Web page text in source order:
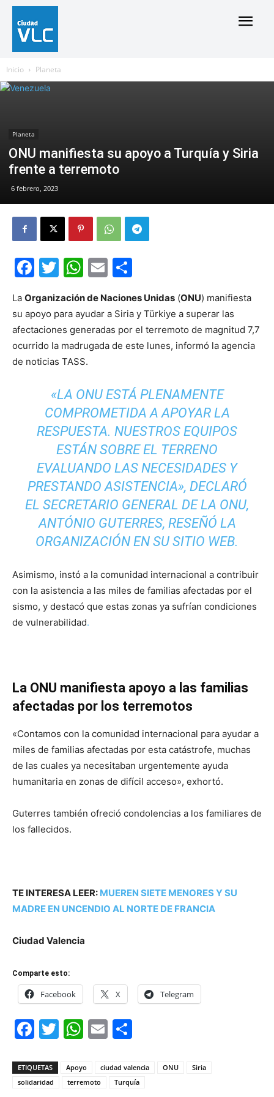
Inicio Planeta
Planeta
ONU manifiesta su apoyo a Turquía y Siria
frente a terremoto
6 febrero, 2023
Facebook
Twitter
WhatsApp
Email
La Organización de Naciones Unidas (ONU) manifiesta
su apoyo para ayudar a Siria y Türkiye a superar las
afectaciones generadas por el terremoto de magnitud 7,7
ocurrido la madrugada de este lunes, informó la agencia
de noticias TASS.
«LA ONU ESTÁ PLENAMENTE
COMPROMETIDA A APOYAR LA
RESPUESTA. NUESTROS EQUIPOS
ESTÁN SOBRE EL TERRENO
EVALUANDO LAS NECESIDADES Y
PRESTANDO ASISTENCIA», DECLARÓ
EL SECRETARIO GENERAL DE LA ONU,
ANTÓNIO GUTERRES, RESEÑÓ LA
ORGANIZACIÓN EN SU SITIO WEB.
Asimismo, instó a la comunidad internacional a contribuir
con la asistencia a las miles de familias afectadas por el
sismo, y destacó que estas zonas ya sufrían condiciones
de vulnerabilidad.
La ONU manifiesta apoyo a las familias
afectadas por los terremotos
«Contamos con la comunidad internacional para ayudar a
miles de familias afectadas por esta catástrofe, muchas
de las cuales ya necesitaban urgentemente ayuda
humanitaria en zonas de difícil acceso», exhortó.
Guterres también ofreció condolencias a los familiares de
los fallecidos.
TE INTERESA LEER: MUEREN SIETE MENORES Y SU
MADRE EN UNCENDIO AL NORTE DE FRANCIA
Ciudad Valencia
Comparte esto:
Facebook X Telegram
Facebook
Twitter
WhatsApp
Email
ETIQUETAS Apoyo ciudad valencia ONU
Siria
solidaridad
terremoto Turquía